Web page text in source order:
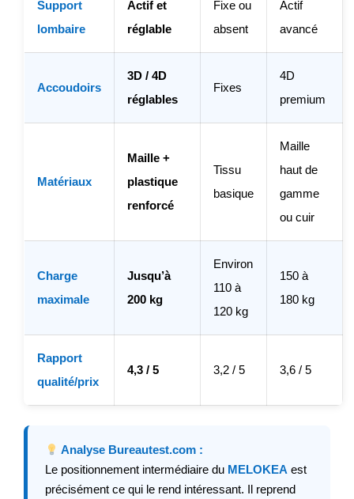
Support
lombaire
Actif et
réglable
Fixe ou
absent
Actif
avancé
Accoudoirs
3D / 4D
réglables
Fixes
4D
premium
Matériaux
Maille +
plastique
renforcé
Tissu
basique
Maille
haut de
gamme
ou cuir
Charge
maximale
Jusqu’à
200 kg
Environ
110 à
120 kg
150 à
180 kg
Rapport
qualité/prix
4,3 / 5 3,2 / 5 3,6 / 5
Analyse Bureautest.com :
Le positionnement intermédiaire du MELOKEA est
précisément ce qui le rend intéressant. Il reprend